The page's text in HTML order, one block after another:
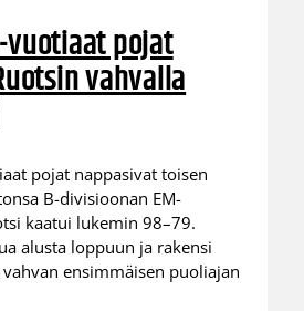
vuotiaat pojat
vahvalla
pojat nappasivat toisen
B-divisioonan EM-
kaatui lukemin 98–79.
alusta loppuun ja rakensi
ensimmäisen puoliajan